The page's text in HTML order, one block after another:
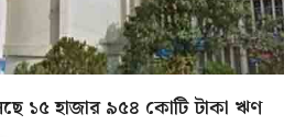
১৫ হাজার ৯৫৪ কোটি টাকা ঋণ